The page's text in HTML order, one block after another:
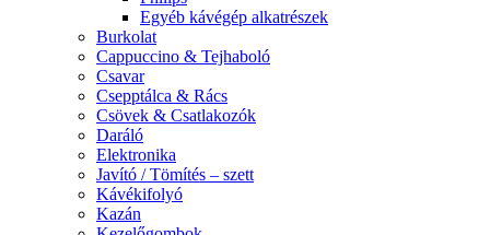
Egyéb kávégép alkatrészek
Burkolat
Cappuccino & Tejhaboló
Csavar
Csepptálca & Rács
Csövek & Csatlakozók
Daráló
Elektronika
Javító / Tömítés – szett
Kávékifolyó
Kazán